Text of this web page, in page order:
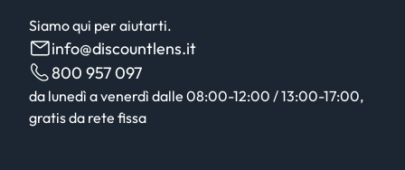
Siamo qui per aiutarti.
info@discountlens.it
800 957 097
da lunedì a venerdì dalle 08:00-12:00 / 13:00-17:00,
gratis da rete fissa